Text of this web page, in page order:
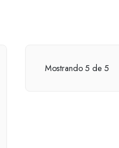
Mostrando 5 de 5